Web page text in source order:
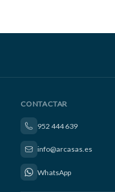
CONTACTAR
952 444 639
info@arcasas.es
WhatsApp